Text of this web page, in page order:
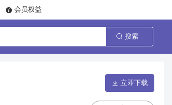
会员权益
搜索
立即下载